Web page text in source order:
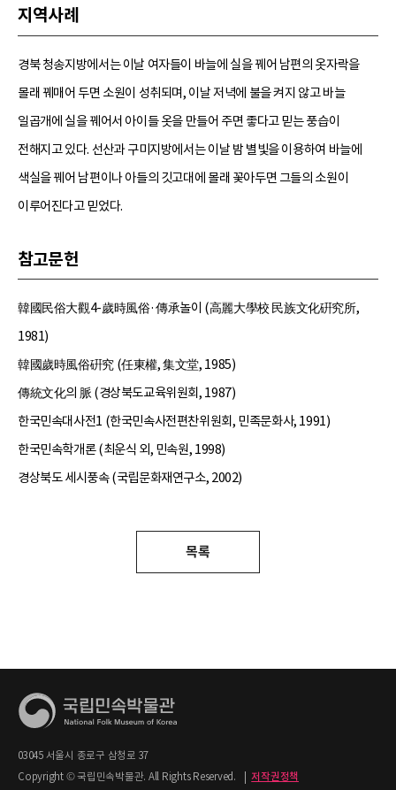
지역사례
경북 청송지방에서는 이날 여자들이 바늘에 실을 꿰어 남편의 옷자락을
몰래 꿰매어 두면 소원이 성취되며, 이날 저녁에 불을 켜지 않고 바늘
일곱개에 실을 꿰어서 아이들 옷을 만들어 주면 좋다고 믿는 풍습이
전해지고 있다. 선산과 구미지방에서는 이날 밤 별빛을 이용하여 바늘에
색실을 꿰어 남편이나 아들의 깃고대에 몰래 꽃아두면 그들의 소원이
이루어진다고 믿었다.
참고문헌
韓國民俗大觀4-歲時風俗·傳承놀이 (高麗大學校 民族文化硏究所,
1981)
韓國歲時風俗硏究 (任東權, 集文堂, 1985)
傳統文化의 脈 (경상북도교육위원회, 1987)
한국민속대사전1 (한국민속사전편찬위원회, 민족문화사, 1991)
한국민속학개론 (최운식 외, 민속원, 1998)
경상북도 세시풍속 (국립문화재연구소, 2002)
목록
03045 서울시 종로구 삼청로 37
Copyright © 국립민속박물관. All Rights Reserved.
저작권정책